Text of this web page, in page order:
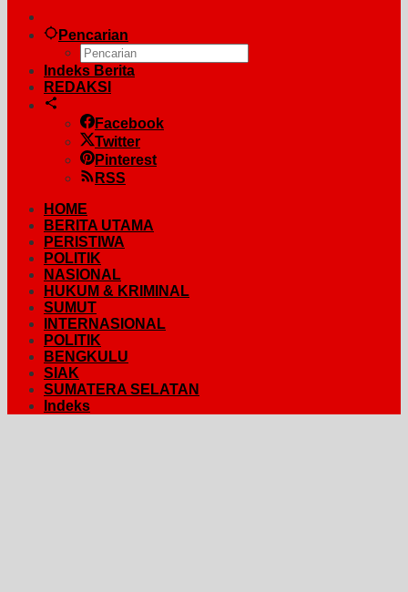
Pencarian
Indeks Berita
REDAKSI
Facebook
Twitter
Pinterest
RSS
HOME
BERITA UTAMA
PERISTIWA
POLITIK
NASIONAL
HUKUM & KRIMINAL
SUMUT
INTERNASIONAL
POLITIK
BENGKULU
SIAK
SUMATERA SELATAN
Indeks